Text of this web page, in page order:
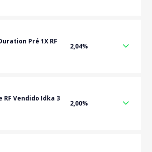
Pré 1X RF
2,04%
Vendido Idka 3
2,00%